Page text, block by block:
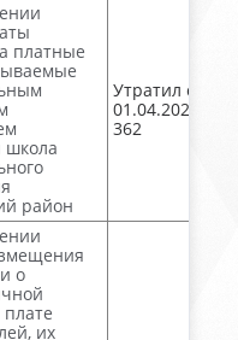
платные
школа
район
Утратил силу
01.04.2024 №
362
о
их